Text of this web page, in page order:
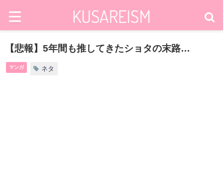
【悲報】5年間も推してきたショタの末路…
マンガ ネタ